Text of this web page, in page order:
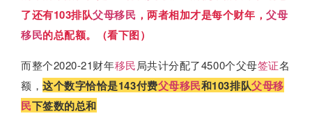
了还有103排队父母移民 ，两者相加才是每个财年，父母
移民的总配额。（看下图）
而整个2020-21财年移民局共计分配了4500个父母签证名
额，这个数字恰恰是143付费父母移民和103排队父母移
民下签数的总和